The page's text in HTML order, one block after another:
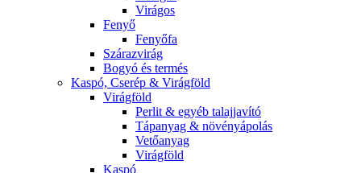
Virágos
Fenyő
Fenyőfa
Szárazvirág
Bogyó és termés
Kaspó, Cserép & Virágföld
Virágföld
Perlit & egyéb talajjavító
Tápanyag & növényápolás
Vetőanyag
Virágföld
Kaspó